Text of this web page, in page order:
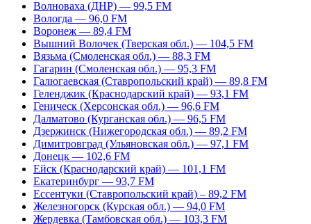
Волноваха (ДНР) — 99,5 FM
Вологда — 96,0 FM
Воронеж — 89,4 FM
Вышний Волочек (Тверская обл.) — 104,5 FM
Вязьма (Смоленская обл.) — 88,3 FM
Гагарин (Смоленская обл.) — 95,3 FM
Галюгаевская (Ставропольский край) — 89,8 FM
Геленджик (Краснодарский край) — 93,1 FM
Геническ (Херсонская обл.) — 96,6 FM
Далматово (Курганская обл.) — 96,5 FM
Дзержинск (Нижегородская обл.) — 89,2 FM
Димитровград (Ульяновская обл.) — 97,1 FM
Донецк — 102,6 FM
Ейск (Краснодарский край) — 101,1 FM
Екатеринбург — 93,7 FM
Ессентуки (Ставропольский край) – 89,2 FM
Железногорск (Курская обл.) — 94,0 FM
Жердевка (Тамбовская обл.) — 103,3 FM